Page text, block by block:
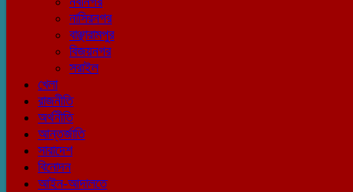
নাসিরনগর
বাঞ্ছারামপুর
বিজয়নগর
সরাইল
খেলা
রাজনীতি
অর্থনীতি
আন্তর্জাতি
সারাদেশ
বিনোদন
আইন-আদালতে